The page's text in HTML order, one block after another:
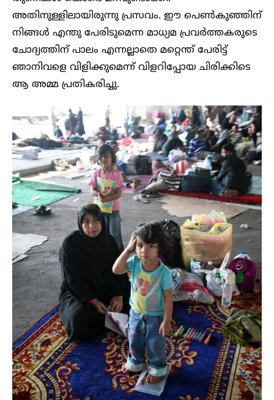
അതിനുള്ളിലായിരുന്നു പ്രസവം. ഈ പെൺകുഞ്ഞിന്
നിങ്ങൾ എന്തു പേരിടുമെന്ന മാധ്യമ പ്രവർത്തകരുടെ
ചോദ്യത്തിന് പാലം എന്നല്ലാതെ മറ്റെന്ത് പേരിട്ട്
ഞാനിവളെ വിളിക്കുമെന്ന് വിളറിപ്പോയ ചിരിക്കിടെ
ആ അമ്മ പ്രതികരിച്ചു.